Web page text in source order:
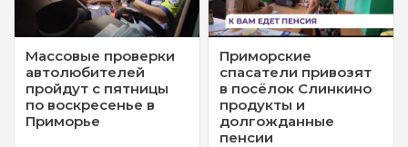
Массовые проверки
автолюбителей
пройдут с пятницы
по воскресенье в
Приморье
Приморские
спасатели привозят
в посёлок Слинкино
продукты и
долгожданные
пенсии